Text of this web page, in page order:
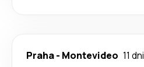
Praha- Montevideo 11 dni